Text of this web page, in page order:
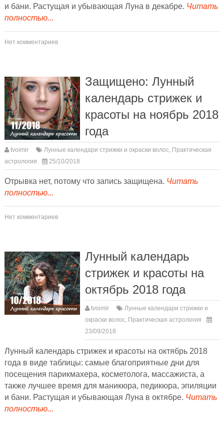
и бани. Растущая и убывающая Луна в декабре. Читать
полностью...
Нет комментариев
Защищено: Лунный
календарь стрижек и
красоты на ноябрь 2018
года
tvoimir Лунные календари стрижки и окраски волос, Практическая
астрология
25/10/2018
Отрывка нет, потому что запись защищена. Читать
полностью...
Нет комментариев
Лунный календарь
стрижек и красоты на
октябрь 2018 года
tvoimir
Лунные календари стрижки и
окраски волос, Практическая астрология
23/09/2018
Лунный календарь стрижек и красоты на октябрь 2018
года в виде таблицы: самые благоприятные дни для
посещения парикмахера, косметолога, массажиста, а
также лучшее время для маникюра, педикюра, эпиляции
и бани. Растущая и убывающая Луна в октябре. Читать
полностью...